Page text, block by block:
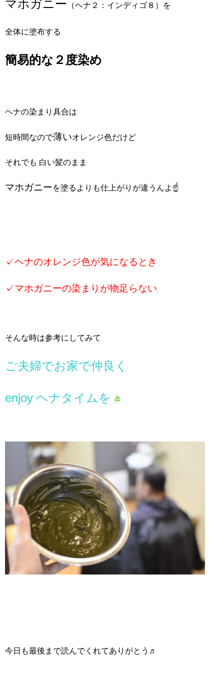
マホガニー （ヘナ２：インディゴ８）を
全体に塗布する
簡易的な２度染め
ヘナの染まり具合は
短時間なので薄いオレンジ色だけど
それでも 白い髪のまま
マホガニーを塗るよりも仕上がりが違うんよ☝
✓ヘナのオレンジ色が気になるとき
✓マホガニーの染まりが物足らない
そんな時は参考にしてみて
ご夫婦でお家で仲良く
enjoy ヘナタイムを
今日も最後まで読んでくれてありがとう♬